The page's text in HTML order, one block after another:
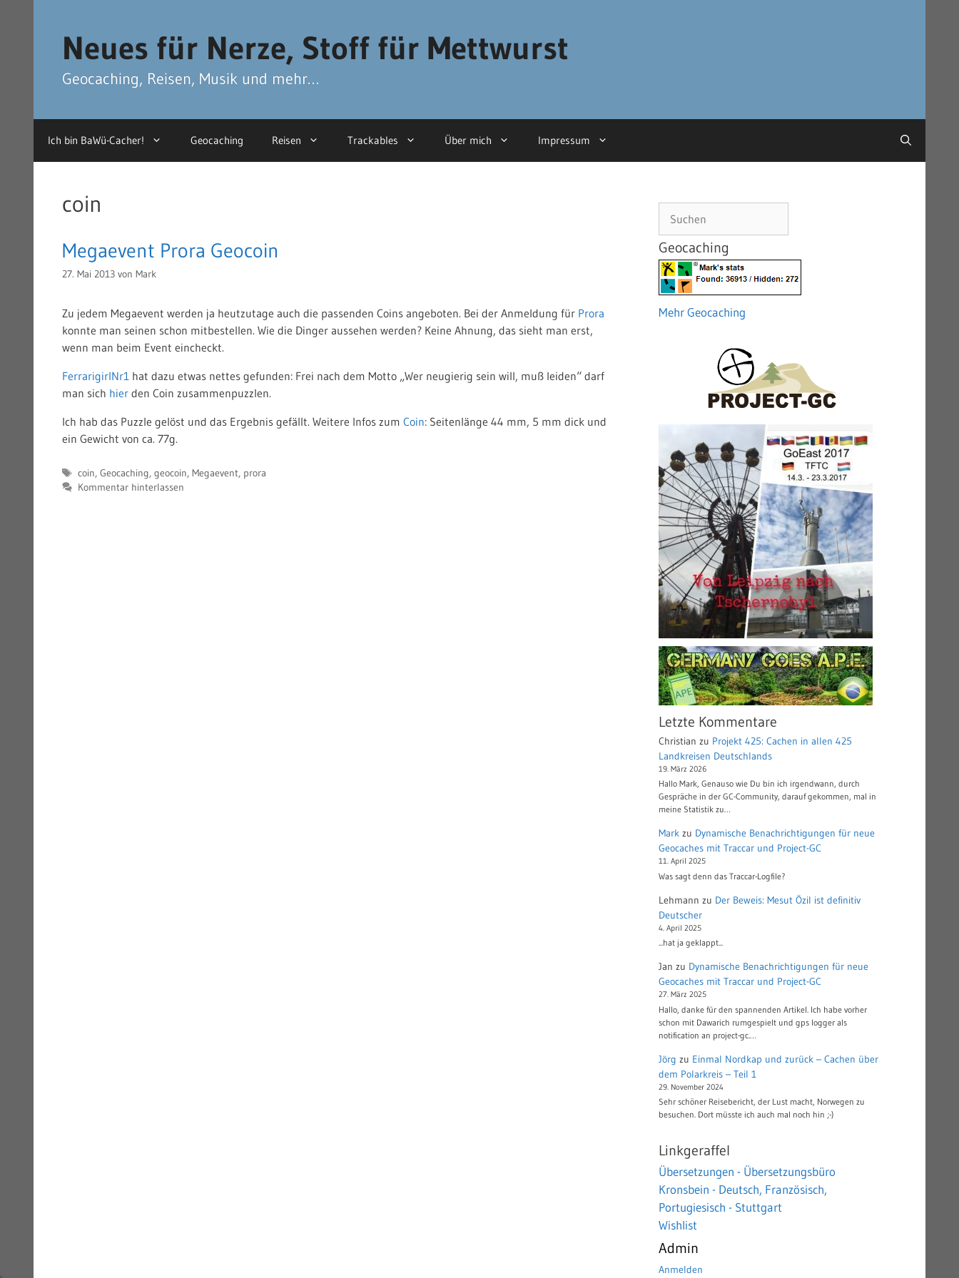
Neues für Nerze, Stoff für Mettwurst
Geocaching, Reisen, Musik und mehr…
Ich bin BaWü-Cacher! Geocaching Reisen Trackables Über mich Impressum
coin
Megaevent Prora Geocoin
27. Mai 2013 von Mark
Zu jedem Megaevent werden ja heutzutage auch die passenden Coins angeboten. Bei der Anmeldung für Prora
konnte man seinen schon mitbestellen. Wie die Dinger aussehen werden? Keine Ahnung, das sieht man erst,
wenn man beim Event eincheckt.
FerrarigirlNr1 hat dazu etwas nettes gefunden: Frei nach dem Motto „Wer neugierig sein will, muß leiden“ darf
man sich hier den Coin zusammenpuzzlen.
Ich hab das Puzzle gelöst und das Ergebnis gefällt. Weitere Infos zum Coin: Seitenlänge 44 mm, 5 mm dick und
ein Gewicht von ca. 77g.
Schlagwörter
coin, Geocaching, geocoin, Megaevent, prora
Kommentar hinterlassen
Geocaching
Mehr Geocaching
Letzte Kommentare
Christian zu Projekt 425: Cachen in allen 425
Landkreisen Deutschlands
19. März 2026
Hallo Mark, Genauso wie Du bin ich irgendwann, durch
Gespräche in der GC-Community, darauf gekommen, mal in
meine Statistik zu…
Mark zu Dynamische Benachrichtigungen für neue
Geocaches mit Traccar und Project-GC
11. April 2025
Was sagt denn das Traccar-Logfile?
Lehmann zu Der Beweis: Mesut Özil ist definitiv
Deutscher
4. April 2025
...hat ja geklappt...
Jan zu Dynamische Benachrichtigungen für neue
Geocaches mit Traccar und Project-GC
27. März 2025
Hallo, danke für den spannenden Artikel. Ich habe vorher
schon mit Dawarich rumgespielt und gps logger als
notification an project-gc.…
Jörg zu Einmal Nordkap und zurück – Cachen über
dem Polarkreis – Teil 1
29. November 2024
Sehr schöner Reisebericht, der Lust macht, Norwegen zu
besuchen. Dort müsste ich auch mal noch hin ;-)
Linkgeraffel
Übersetzungen - Übersetzungsbüro
Kronsbein - Deutsch, Französisch,
Portugiesisch - Stuttgart
Wishlist
Admin
Anmelden